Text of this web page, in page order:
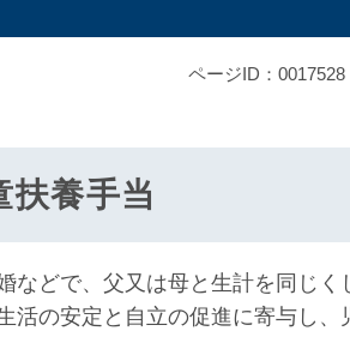
ページID：0017528
扶養手当
などで、父又は母と生計を同じく
活の安定と自立の促進に寄与し